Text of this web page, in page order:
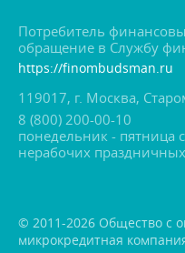
Потребитель
обращение в Службу
https://finombudsman.ru
119017, г. Москва,
8 (800) 200-00-10
понедельник - пятница
нерабочих
© 2011-2026 Общество с
микрокредитная